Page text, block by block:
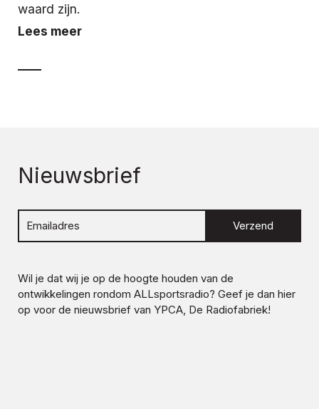
waard zijn.
Lees meer
Nieuwsbrief
Verzend
Wil je dat wij je op de hoogte houden van de
ontwikkelingen rondom ALLsportsradio? Geef je dan hier
op voor de nieuwsbrief van YPCA, De Radiofabriek!